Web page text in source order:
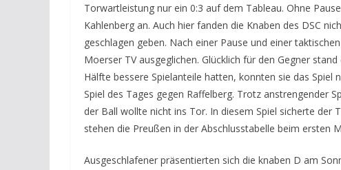
Torwartleistung nur ein 0:3 auf dem Tableau. Ohne
Kahlenberg an. Auch hier fanden die Knaben des DSC
geschlagen geben. Nach einer Pause und einer
Moerser TV ausgeglichen. Glücklich für den Gegner
Hälfte bessere Spielanteile hatten, konnten sie das Spiel
Spiel des Tages gegen Raffelberg. Trotz anstrengender
der Ball wollte nicht ins Tor. In diesem Spiel sicherte der
stehen die Preußen in der Abschlusstabelle beim ersten
Ausgeschlafener präsentierten sich die knaben D am